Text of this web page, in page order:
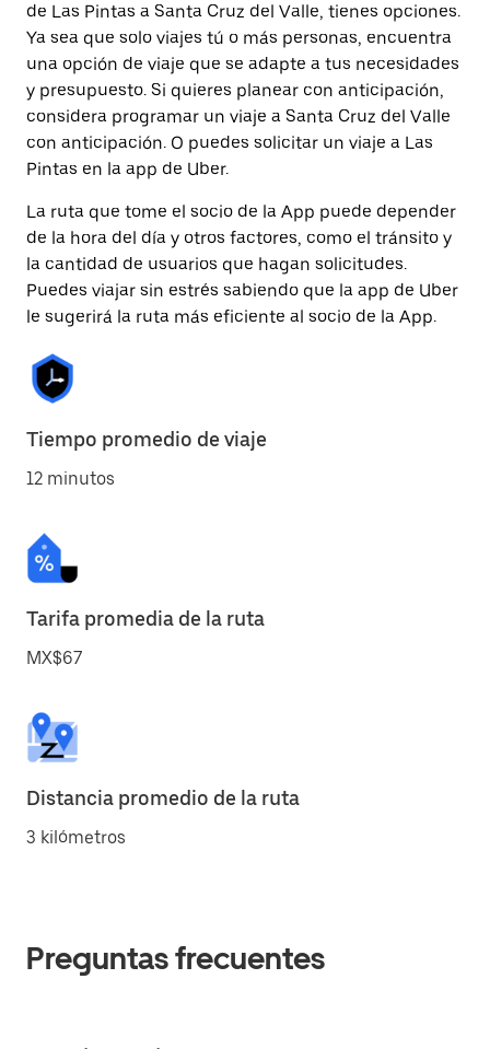
de Las Pintas a Santa Cruz del Valle, tienes opciones.
Ya sea que solo viajes tú o más personas, encuentra
una opción de viaje que se adapte a tus necesidades
y presupuesto. Si quieres planear con anticipación,
considera programar un viaje a Santa Cruz del Valle
con anticipación. O puedes solicitar un viaje a Las
Pintas en la app de Uber.
La ruta que tome el socio de la App puede depender
de la hora del día y otros factores, como el tránsito y
la cantidad de usuarios que hagan solicitudes.
Puedes viajar sin estrés sabiendo que la app de Uber
le sugerirá la ruta más eficiente al socio de la App.
Tiempo promedio de viaje
12 minutos
Tarifa promedia de la ruta
MX$67
Distancia promedio de la ruta
3 kilómetros
Preguntas frecuentes